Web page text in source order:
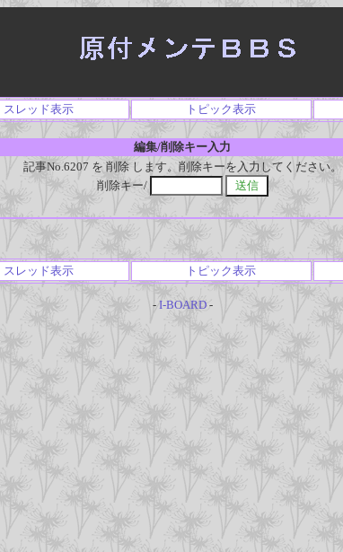
スレッド表示 トピック表示
編集/削除キー入力
記事No.6207 を 削除 します。削除キーを入力してください。
削除キー/
スレッド表示 トピック表示
- I-BOARD-